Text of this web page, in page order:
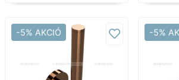
-5% AKCIÓ -5%